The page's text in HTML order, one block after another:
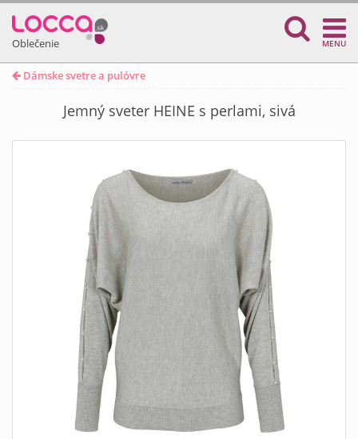
Oblečenie MENU
Dámske svetre a pulóvre
Jemný sveter HEINE s perlami, sivá